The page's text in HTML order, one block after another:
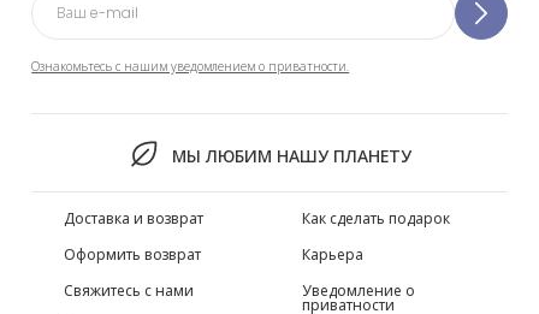
Ознакомьтесь с нашим уведомлением о приватности.
МЫ ЛЮБИМ НАШУ ПЛАНЕТУ
Доставка и возврат
Оформить возврат
Свяжитесь с нами
Как сделать подарок
Карьера
Уведомление о
приватности